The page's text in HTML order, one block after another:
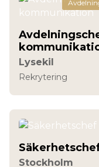
Lysekil
Rekrytering
Stockholm